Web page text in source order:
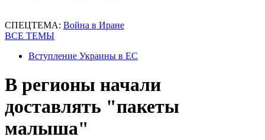
СПЕЦТЕМА: Война в Иране
ВСЕ ТЕМЫ
Вступление Украины в ЕС
В регионы начали
доставлять "пакеты
малыша"